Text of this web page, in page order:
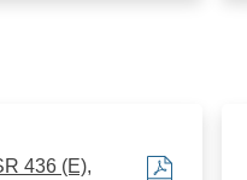
436 (E),